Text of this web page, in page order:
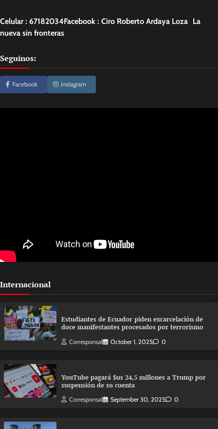
Celular : 67182034Facebook : Ciro Roberto Ardaya Loza La
nueva sin fronteras
Seguinos:
Facebook instagram
Internacional
Estudiantes de Ecuador piden excarcelación de
doce manifestantes procesados por terrorismo
Corresponsal October 1, 2025 0
YouTube pagará $us 24,5 millones a Trump por
suspensión de su cuenta
Corresponsal September 30, 2025 0